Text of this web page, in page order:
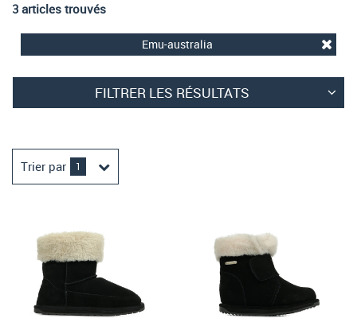
3 articles trouvés
Emu-australia
FILTRER LES RÉSULTATS
Trier par 1